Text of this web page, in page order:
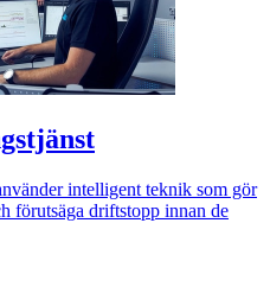
intelligent teknik som gör
förutsäga driftstopp innan de